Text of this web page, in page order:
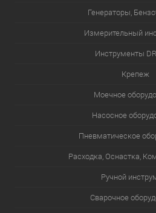
Генераторы,
Измерительный
Инструменты
Крепеж
Моечное
Насосное
Пневматическое
Расходка, Оснастка,
Ручной
Сварочное